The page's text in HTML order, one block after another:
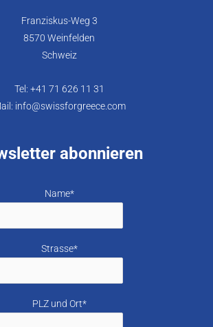
Franziskus-Weg 3
8570 Weinfelden
Schweiz
Tel: +41 71 626 11 31
info@swissforgreece.com
abonnieren
Name*
Strasse*
PLZ und Ort*